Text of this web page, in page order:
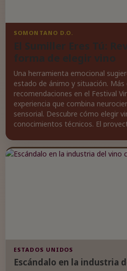
SOMONTANO D.O.
El Sumiller Eres Tú:
forma de elegir vino
Una herramienta emocional
estado de ánimo y situación. Más
recomendaciones en el Festival
experiencia que combina
sensorial. Descubre cómo elegir
conocimientos técnicos. El
ESTADOS UNIDOS
Escándalo en la industria